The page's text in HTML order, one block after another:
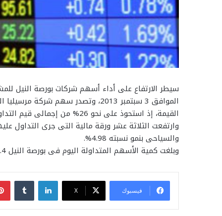
سيطر الارتفاع على أداء أسهم شركات بورصة النيل
الموافق 3 سبتمبر 2013، وتصدر سهم
القيمة، إذ استحوذ على نحو 26% من إجمالى قيم التداولات التى جاوزت 2.8 مليون جنيه.
وارتفعت الثلاثة عشر ورقة مالية التى جرى التداول
والسياحى بنمو نسبته 4.98%.
وبلغت كمية الأسهم المتداولة اليوم فى بورصة النيل 1.4 مليون سهم جرى التداول عليها عبر 364 صفقة منفذة.
فيسبوك ‫X
لينكدإن